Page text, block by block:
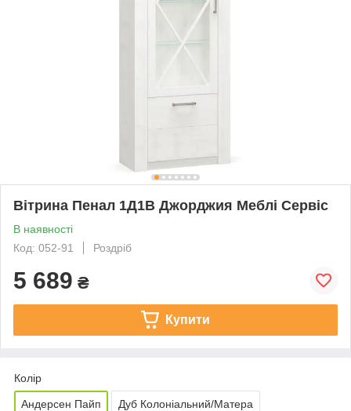
Вітрина Пенал 1Д1В Джорджия Меблі Сервіс
В наявності
Код: 052-91
Роздріб
5 689 ₴
Купити
Колір
Андерсен Пайп Дуб Колоніальний/Матера